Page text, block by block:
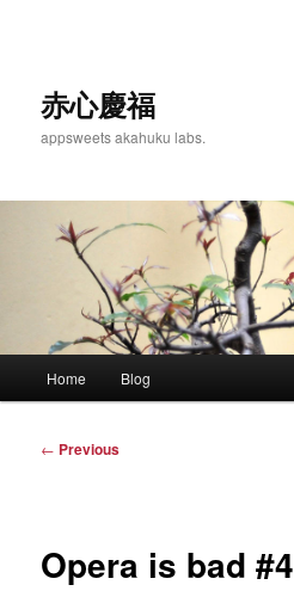
赤心慶福
appsweets akahuku labs.
Home Blog
Post
← Previous
Opera is bad #4